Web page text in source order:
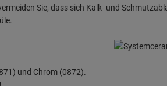
Sie, dass sich Kalk- und
und Chrom (0872).